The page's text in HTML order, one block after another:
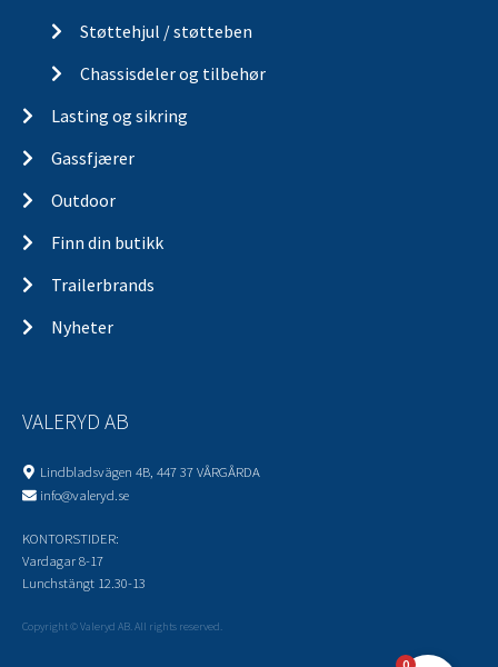
Støttehjul / støtteben
Chassisdeler og tilbehør
Lasting og sikring
Gassfjærer
Outdoor
Finn din butikk
Trailerbrands
Nyheter
VALERYD AB
Lindbladsvägen 4B, 447 37 VÅRGÅRDA
info@valeryd.se
KONTORSTIDER:
Vardagar 8-17
Lunchstängt 12.30-13
Copyright © Valeryd AB. All rights reserved.